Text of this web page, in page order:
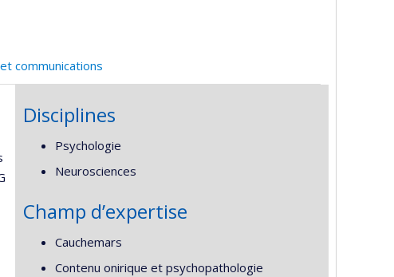
communications
Disciplines
Psychologie
Neurosciences
Champ d’expertise
Cauchemars
Contenu onirique et psychopathologie